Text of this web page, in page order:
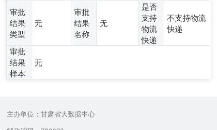
审批
结果
类型
无
审批
结果
名称
无
是否
支持
物流
快递
不支持物流
快递
审批
结果
样本
无
主办单位：甘肃省大数据中心